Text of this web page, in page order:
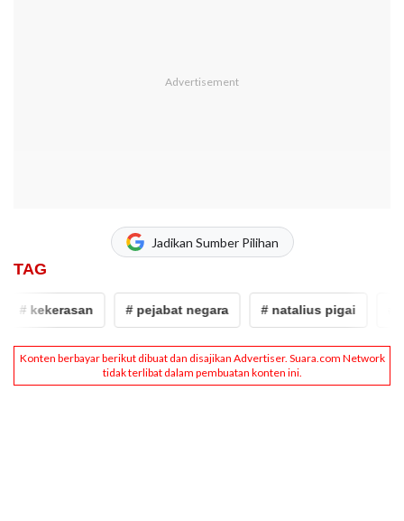
Jadikan Sumber Pilihan
TAG
# kekerasan # pejabat negara # natalius pigai